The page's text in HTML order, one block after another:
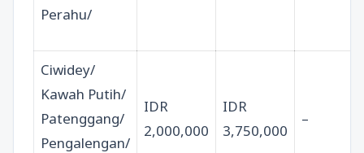
Perahu/
Ciwidey/
Kawah Putih/
Patenggang/
Pengalengan/
IDR
2,000,000
IDR
3,750,000
–